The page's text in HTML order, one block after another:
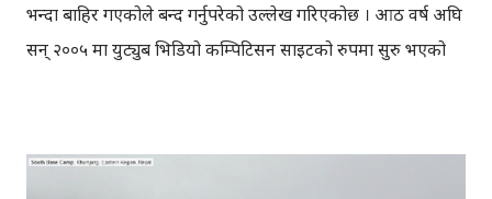
भन्दा बाहिर गएकोले बन्द गर्नुपरेको उल्लेख गरिएकोछ । आठ वर्ष अघि
सन् २००५ मा युट्युब भिडियो कम्पिटिसन साइटको रुपमा सुरु भएको
भिडियोहरु युट्युबमा अपलोड भएका थिए । युट्युबका अनुसार आठ वर्ष